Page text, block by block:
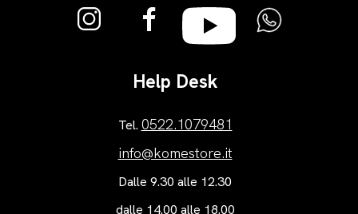
Help Desk
Tel. 0522.1079481
info@komestore.it
Dalle 9.30 alle 12.30
dalle 14.00 alle 18.00